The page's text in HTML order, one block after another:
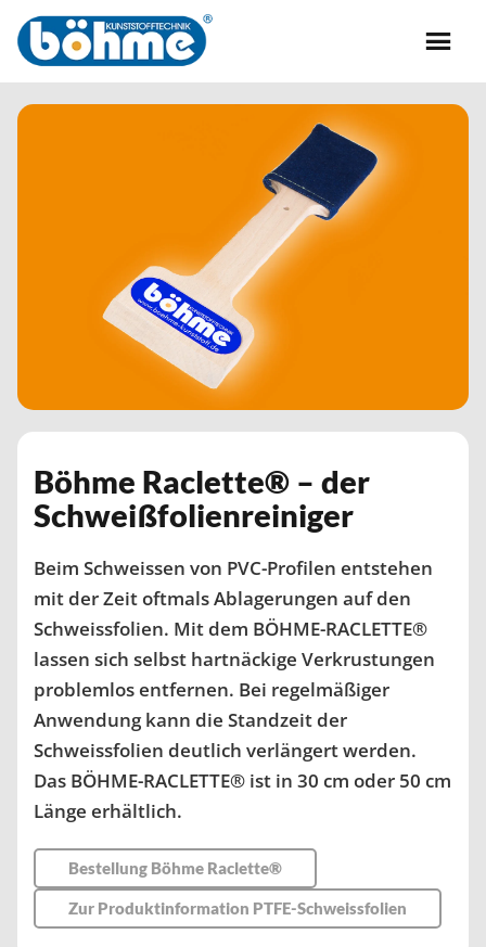
Böhme Raclette® – der
Schweißfolienreiniger
Beim Schweissen von PVC-Profilen entstehen
mit der Zeit oftmals Ablagerungen auf den
Schweissfolien. Mit dem BÖHME-RACLETTE®
lassen sich selbst hartnäckige Verkrustungen
problemlos entfernen. Bei regelmäßiger
Anwendung kann die Standzeit der
Schweissfolien deutlich verlängert werden.
Das BÖHME-RACLETTE® ist in 30 cm oder 50 cm
Länge erhältlich.
Bestellung Böhme Raclette®
Zur Produktinformation PTFE-Schweissfolien